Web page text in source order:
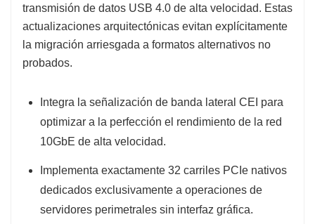
transmisión de datos USB 4.0 de alta velocidad. Estas
actualizaciones arquitectónicas evitan explícitamente
la migración arriesgada a formatos alternativos no
probados.
Integra la señalización de banda lateral CEI para
optimizar a la perfección el rendimiento de la red
10GbE de alta velocidad.
Implementa exactamente 32 carriles PCIe nativos
dedicados exclusivamente a operaciones de
servidores perimetrales sin interfaz gráfica.